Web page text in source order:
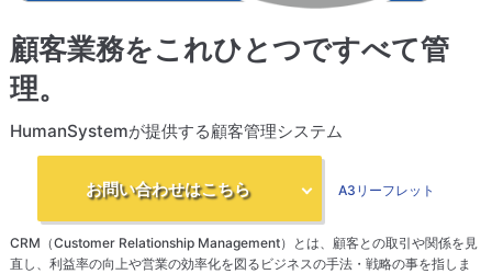
顧客業務をこれひとつですべて管
理。
HumanSystemが提供する顧客管理システム
お問い合わせはこちら A3リーフレット
CRM（Customer Relationship Management）とは、顧客との取引や関係を見
直し、利益率の向上や営業の効率化を図るビジネスの手法・戦略の事を指しま